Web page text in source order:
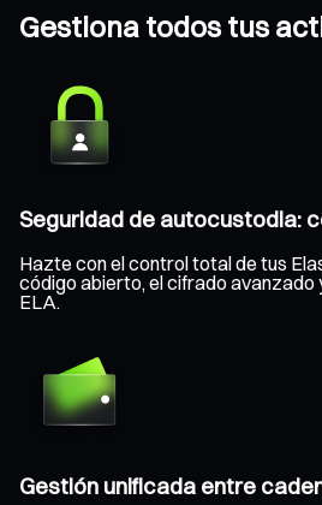
Gestiona todos tus
Seguridad de autocustodia:
Hazte con el control total de tus
código abierto, el cifrado
ELA.
Gestión unificada entre